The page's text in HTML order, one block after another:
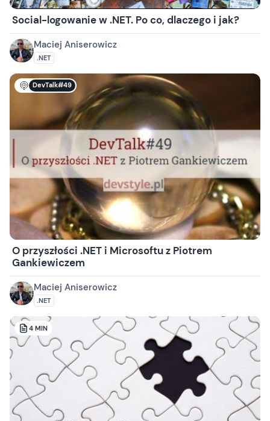
Social-logowanie w .NET. Po co, dlaczego i jak?
Maciej Aniserowicz
.NET
DevTalk#49
O przyszłości .NET i Microsoftu z Piotrem
Gankiewiczem
Maciej Aniserowicz
.NET
4 MIN